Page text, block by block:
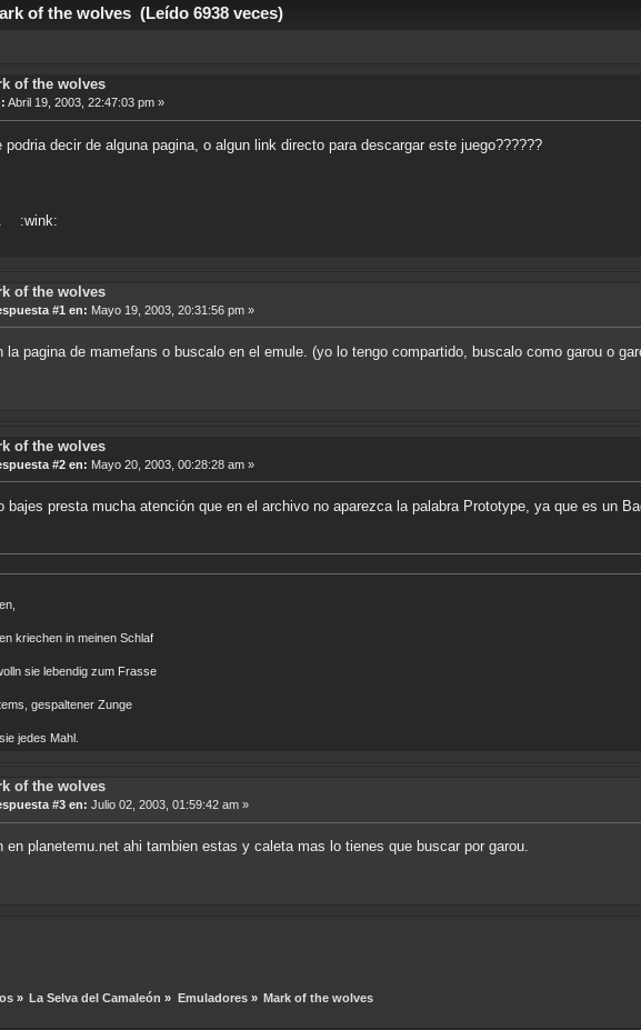
of the wolves (Leído 6938 veces)
of the wolves
Abril 19, 2003, 22:47:03 pm »
podria decir de alguna pagina, o algun link directo para descargar este juego??????
:wink:
of the wolves
#1 en: Mayo 19, 2003, 20:31:56 pm »
la pagina de mamefans o buscalo en el emule. (yo lo tengo compartido, buscalo como garou o
of the wolves
#2 en: Mayo 20, 2003, 00:28:28 am »
bajes presta mucha atención que en el archivo no aparezca la palabra Prototype, ya que es un
kriechen in meinen Schlaf
sie lebendig zum Frasse
gespaltener Zunge
jedes Mahl.
of the wolves
#3 en: Julio 02, 2003, 01:59:42 am »
en planetemu.net ahi tambien estas y caleta mas lo tienes que buscar por garou.
» La Selva del Camaleón » Emuladores» Mark of the wolves